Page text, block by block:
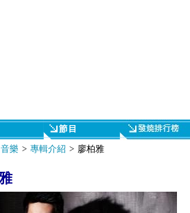
音樂> 專輯介紹 > 廖柏雅